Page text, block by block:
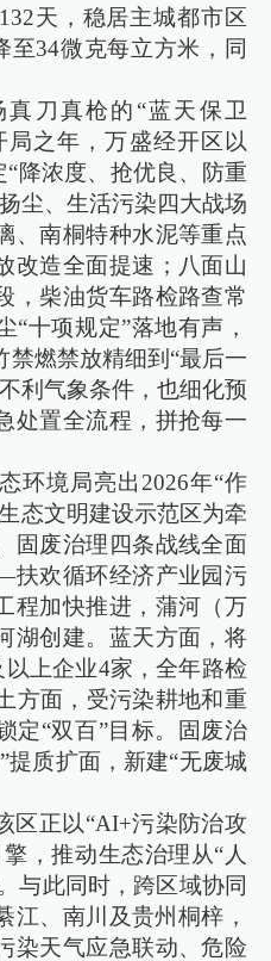
天，稳居主城都市区
至34微克每立方米，同
刀真枪的“蓝天保卫
局之年，万盛经开区以
降浓度、抢优良、防重
尘、生活污染四大战场
、南桐特种水泥等重点
改造全面提速；八面山
，柴油货车路检路查常
“十项规定”落地有声，
燃禁放精细到“最后一
利气象条件，也细化预
处置全流程，拼抢每一
环境局亮出2026年“作
态文明建设示范区为牵
固废治理四条战线全面
扶欢循环经济产业园污
程加快推进，蒲河（万
湖创建。蓝天方面，将
上企业4家，全年路检
方面，受污染耕地和重
定“双百”目标。固废治
提质扩面，新建“无废城
区正以“AI+污染防治攻
，推动生态治理从“人
与此同时，跨区域协同
、南川及贵州桐梓，
染天气应急联动、危险